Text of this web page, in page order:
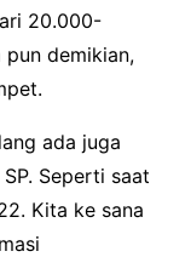
20.000-
pun demikian,
ada juga
Seperti saat
Kita ke sana